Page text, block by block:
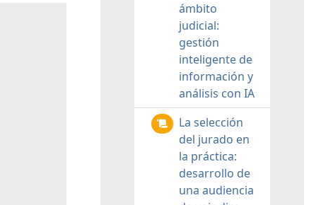
ámbito
judicial:
gestión
inteligente de
información y
análisis con IA
La selección
del jurado en
la práctica:
desarrollo de
una audiencia